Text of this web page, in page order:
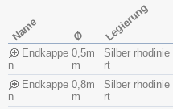
Name Ø Legierung
Endkappe
n
0,5m
m
Silber rhodinie
rt
Endkappe
n
0,8m
m
Silber rhodinie
rt